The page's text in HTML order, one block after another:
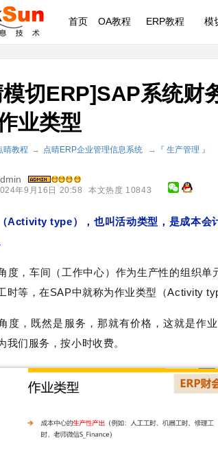
首页 OA教程 ERP教程 模
模切ERP]SAP系统财
业类型
晴教程 → 点晴ERP企业管理信息系统 → 『 生产管理 』
年9月16日 20:58 本文热度 10843
Activity type），也叫活动类型，是成本会
度，车间（工作中心）作为生产性的组织
时等，在SAP中就称为作业类型（Activity
度，既然是服务，那就有价格，这就是作
我们服务，按小时收费。